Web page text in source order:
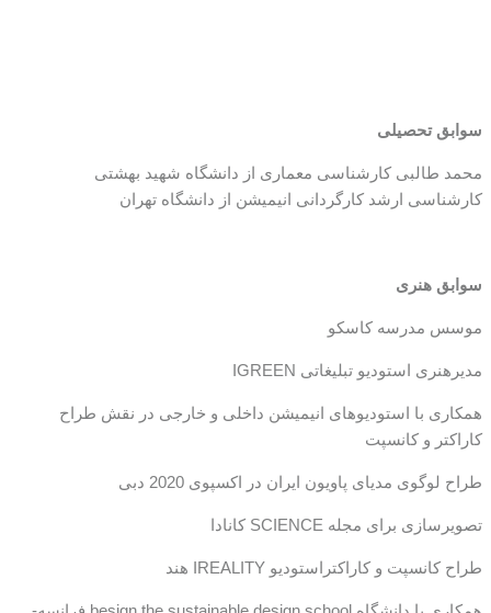
سوابق تحصیلی
محمد طالبی کارشناسی معماری از دانشگاه شهید بهشتی
کارشناسی ارشد کارگردانی انیمیشن از دانشگاه تهران
سوابق هنری
موسس مدرسه کاسکو
مدیرهنری استودیو تبلیغاتی IGREEN
همکاری با استودیوهای انیمیشن داخلی و خارجی در نقش طراح
کاراکتر و کانسپت
طراح لوگوی مدیای پاویون ایران در اکسپوی 2020 دبی
تصویرسازی برای مجله SCIENCE کانادا
طراح کانسپت و کاراکتراستودیو IREALITY هند